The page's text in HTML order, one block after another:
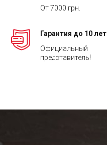
От 7000 грн.
Гарантия до 10 лет
Официальный
представитель!